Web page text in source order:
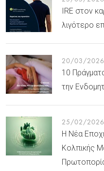
IRE στον
λιγότερο
20/03/2026
10
την
25/02/2026
Η Νέα
Κολπικής